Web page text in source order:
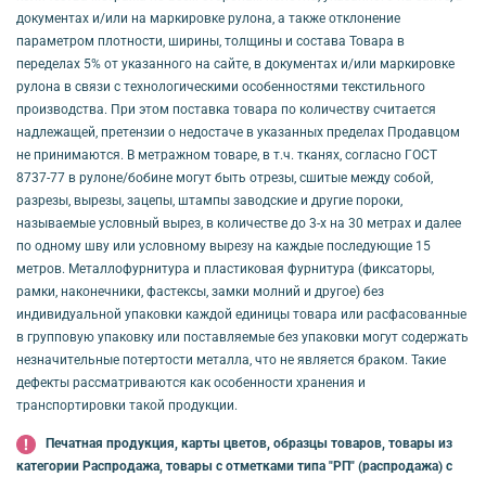
документах и/или на маркировке рулона, а также отклонение
параметром плотности, ширины, толщины и состава Товара в
переделах 5% от указанного на сайте, в документах и/или маркировке
рулона в связи с технологическими особенностями текстильного
производства. При этом поставка товара по количеству считается
надлежащей, претензии о недостаче в указанных пределах Продавцом
не принимаются. В метражном товаре, в т.ч. тканях, согласно ГОСТ
8737-77 в рулоне/бобине могут быть отрезы, сшитые между собой,
разрезы, вырезы, зацепы, штампы заводские и другие пороки,
называемые условный вырез, в количестве до 3-х на 30 метрах и далее
по одному шву или условному вырезу на каждые последующие 15
метров. Металлофурнитура и пластиковая фурнитура (фиксаторы,
рамки, наконечники, фастексы, замки молний и другое) без
индивидуальной упаковки каждой единицы товара или расфасованные
в групповую упаковку или поставляемые без упаковки могут содержать
незначительные потертости металла, что не является браком. Такие
дефекты рассматриваются как особенности хранения и
транспортировки такой продукции.
Печатная продукция, карты цветов, образцы товаров, товары из
категории Распродажа, товары с отметками типа "РП" (распродажа) с